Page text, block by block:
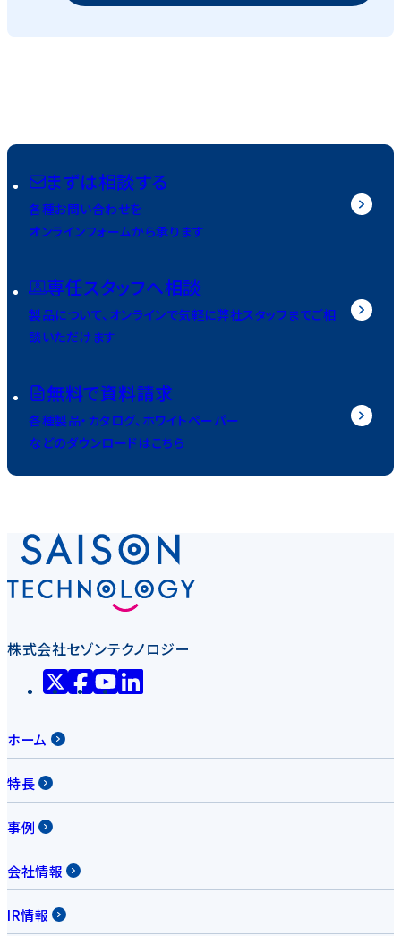
まずは相談する
各種お問い合わせを
オンラインフォームから承ります
専任スタッフへ相談
製品について、オンラインで気軽に弊社スタッフまでご相
談いただけます
無料で資料請求
各種製品・カタログ、ホワイトペーパー
などのダウンロードはこちら
株式会社セゾンテクノロジー
ホーム
特長
事例
会社情報
IR情報